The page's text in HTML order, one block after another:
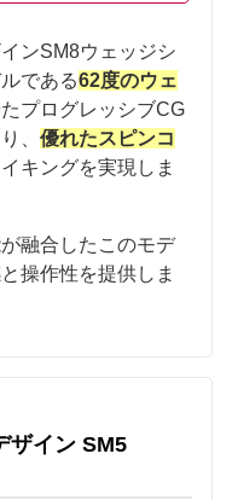
ンSM8ウェッジシ
である62度のウェ
プログレッシブCG
、 優れたスピンコ
キングを実現しま
融合したこのモデ
操作性を提供しま
ザイン SM5